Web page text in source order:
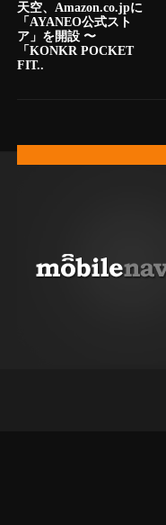
天空、Amazon.co.jpに
「AYANEO公式スト
ア」を開設 〜
「KONKR POCKET
FIT..